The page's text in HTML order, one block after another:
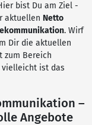
bist Du am Ziel -
aktuellen Netto
. Wirf
Dir die aktuellen
zum Bereich
vielleicht ist das
–
Angebote